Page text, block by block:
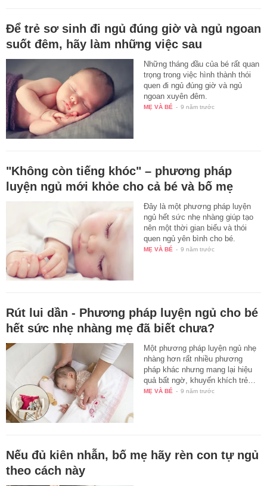
Để trẻ sơ sinh đi ngủ đúng giờ và ngủ ngoan
suốt đêm, hãy làm những việc sau
Những tháng đầu của bé rất quan
trọng trong việc hình thành thói
quen đi ngủ đúng giờ và ngủ
ngoan xuyên đêm.
MẸ VÀ BÉ - 9 năm trước
"Không còn tiếng khóc" – phương pháp
luyện ngủ mới khỏe cho cả bé và bố mẹ
Đây là một phương pháp luyện
ngủ hết sức nhẹ nhàng giúp tạo
nên một thời gian biểu và thói
quen ngủ yên bình cho bé.
MẸ VÀ BÉ - 9 năm trước
Rút lui dần - Phương pháp luyện ngủ cho bé
hết sức nhẹ nhàng mẹ đã biết chưa?
Một phương pháp luyện ngủ nhẹ
nhàng hơn rất nhiều phương
pháp khác nhưng mang lại hiệu
quả bất ngờ, khuyến khích trẻ…
MẸ VÀ BÉ - 9 năm trước
Nếu đủ kiên nhẫn, bố mẹ hãy rèn con tự ngủ
theo cách này